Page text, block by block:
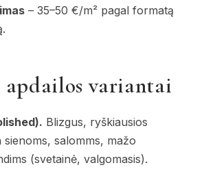
– 35–50 €/m² pagal formatą
apdailos variantai
Blizgus, ryškiausios
sienoms, salomms, mažo
(svetainė, valgomasis).